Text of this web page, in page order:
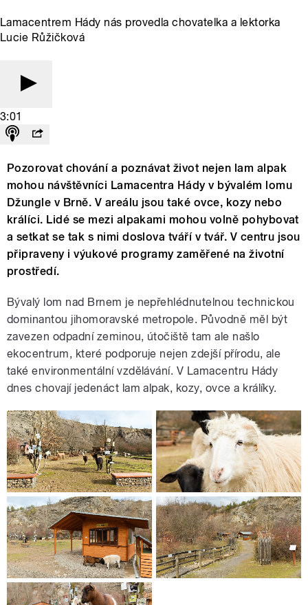
Lamacentrem Hády nás provedla chovatelka a lektorka
Lucie Růžičková
3:01
Pozorovat chování a poznávat život nejen lam alpak
mohou návštěvníci Lamacentra Hády v bývalém lomu
Džungle v Brně. V areálu jsou také ovce, kozy nebo
králíci. Lidé se mezi alpakami mohou volně pohybovat
a setkat se tak s nimi doslova tváří v tvář. V centru jsou
připraveny i výukové programy zaměřené na životní
prostředí.
Bývalý lom nad Brnem je nepřehlédnutelnou technickou
dominantou jihomoravské metropole. Původně měl být
zavezen odpadní zeminou, útočiště tam ale našlo
ekocentrum, které podporuje nejen zdejší přírodu, ale
také environmentální vzdělávání. V Lamacentru Hády
dnes chovají jedenáct lam alpak, kozy, ovce a králíky.